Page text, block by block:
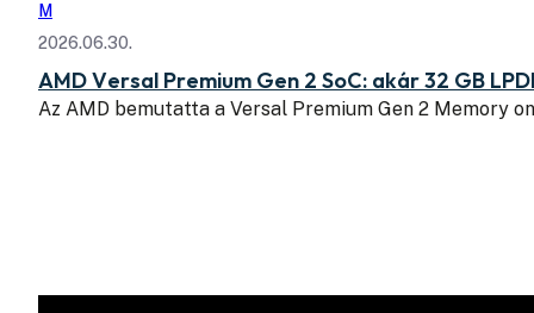
M
2026.06.30.
AMD Versal Premium Gen 2 SoC: akár 32 GB
Az AMD bemutatta a Versal Premium Gen 2 Memory